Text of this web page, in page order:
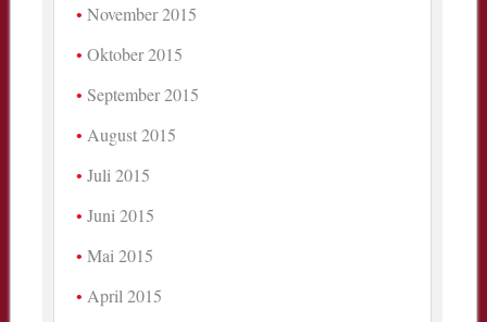
November 2015
Oktober 2015
September 2015
August 2015
Juli 2015
Juni 2015
Mai 2015
April 2015